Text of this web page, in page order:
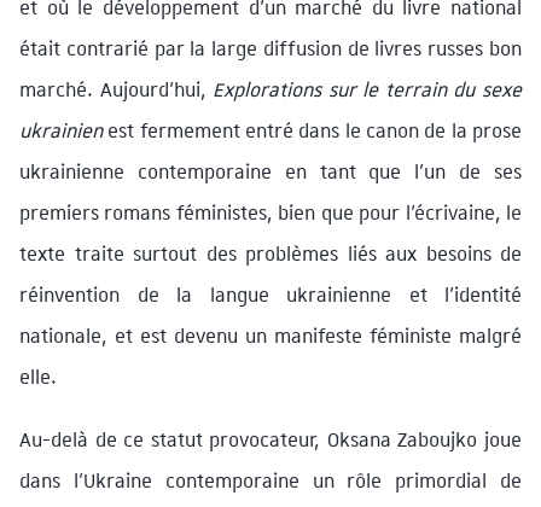
et où le développement d’un marché du livre national
était contrarié par la large diffusion de livres russes bon
marché. Aujourd’hui, Explorations sur le terrain du sexe
ukrainienest fermement entré dans le canon de la prose
ukrainienne contemporaine en tant que l’un de ses
premiers romans féministes, bien que pour l’écrivaine, le
texte traite surtout des problèmes liés aux besoins de
réinvention de la langue ukrainienne et l’identité
nationale, et est devenu un manifeste féministe malgré
elle.
Au-delà de ce statut provocateur, Oksana Zaboujko joue
dans l’Ukraine contemporaine un rôle primordial de